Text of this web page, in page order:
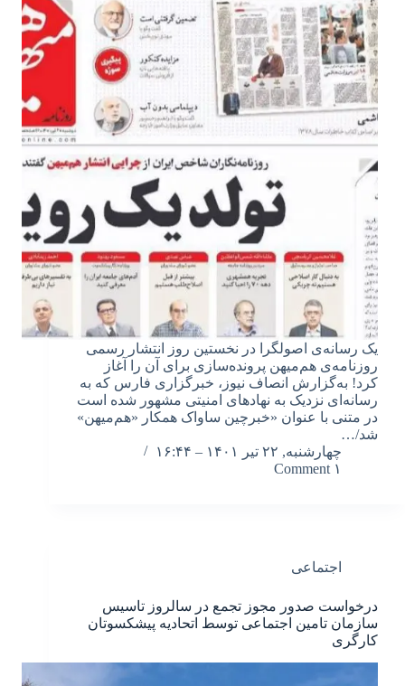
یک رسانه‌ی اصولگرا در نخستین روز انتشار رسمی
روزنامه‌ی هم‌میهن پرونده‌سازی برای آن را آغاز
کرد! به‌گزارش انصاف نیوز، خبرگزاری فارس که به
رسانه‌ای نزدیک به نهادهای امنیتی مشهور شده است
در متنی با عنوان «خبرچین ساواک همکار «هم‌میهن»
شد/…
چهارشنبه, ۲۲ تیر ۱۴۰۱ – ۱۶:۴۴
۱ Comment
اجتماعی
درخواست صدور مجوز تجمع در سالروز تاسیس
سازمان تامین اجتماعی توسط اتحادیه پیشکسوتان
کارگری